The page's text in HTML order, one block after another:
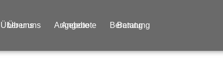
Über uns Angebote Beratung
Über uns Angebote Beratung